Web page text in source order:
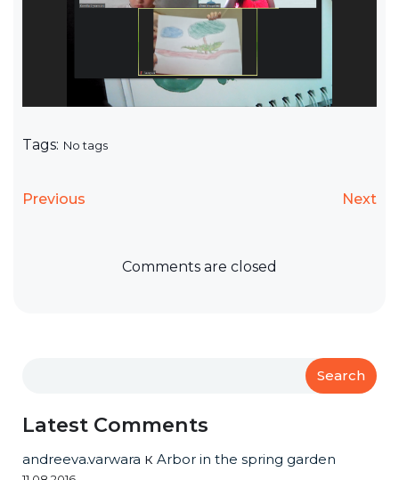
Tags: No tags
Previous Next
Comments are closed
Search
Latest Comments
andreeva.varwara к Arbor in the spring garden